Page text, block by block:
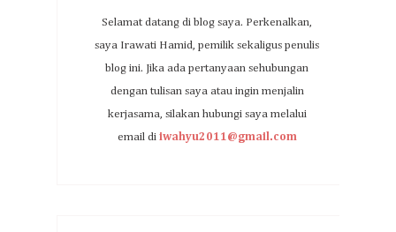
Selamat datang di blog saya. Perkenalkan,
saya Irawati Hamid, pemilik sekaligus penulis
blog ini. Jika ada pertanyaan sehubungan
dengan tulisan saya atau ingin menjalin
kerjasama, silakan hubungi saya melalui
email di iwahyu2011@gmail.com